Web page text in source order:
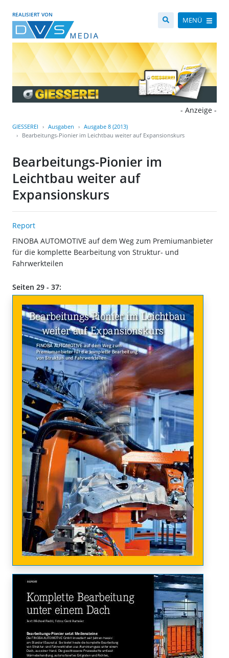
REALISIERT VON
MENÜ
- Anzeige -
GIESSEREI Ausgaben
Ausgabe 8 (2013)
Bearbeitungs-Pionier im Leichtbau weiter auf Expansionskurs
Bearbeitungs-Pionier im
Leichtbau weiter auf
Expansionskurs
Report
FINOBA AUTOMOTIVE auf dem Weg zum Premiumanbieter
für die komplette Bearbeitung von Struktur- und
Fahrwerkteilen
Seiten 29 - 37: